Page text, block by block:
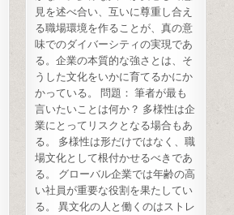
見を述べ合い、互いに尊重し合え
る職場環境を作ることが、真の意
味でのダイバーシティの実現であ
る。企業の本質的な強さとは、そ
うした文化をいかに育てるかにか
かっている。 問題： 筆者が最も
言いたいことは何か？ 多様性は企
業にとってリスクとなる場合もあ
る。 多様性は形だけではなく、職
場文化として根付かせるべきであ
る。 グローバル企業では年齢の高
い社員が重要な役割を果たしてい
る。 異文化の人と働くのはストレ